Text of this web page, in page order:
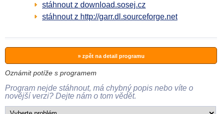
stáhnout z download.sosej.cz
stáhnout z http://garr.dl.sourceforge.net
» zpět na detail programu
Oznámit potíže s programem
Program nejde stáhnout, má chybný popis nebo víte o
novější verzi? Dejte nám o tom vědět.